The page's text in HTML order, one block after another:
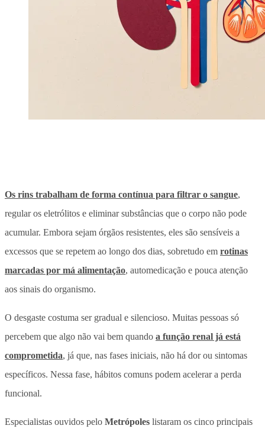
Os rins trabalham de forma contínua para filtrar o sangue,
regular os eletrólitos e eliminar substâncias que o corpo não pode
acumular. Embora sejam órgãos resistentes, eles são sensíveis a
excessos que se repetem ao longo dos dias, sobretudo em rotinas
marcadas por má alimentação, automedicação e pouca atenção
aos sinais do organismo.
O desgaste costuma ser gradual e silencioso. Muitas pessoas só
percebem que algo não vai bem quando a função renal já está
comprometida, já que, nas fases iniciais, não há dor ou sintomas
específicos. Nessa fase, hábitos comuns podem acelerar a perda
funcional.
Especialistas ouvidos pelo Metrópoles listaram os cinco principais